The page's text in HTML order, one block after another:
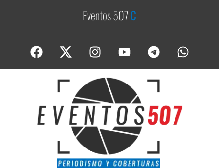
Eventos 507Cob